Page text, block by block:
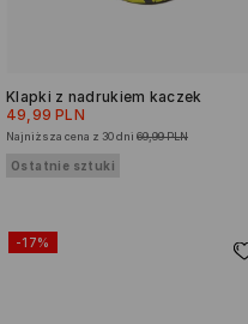
Klapki z nadrukiem kaczek
49,99 PLN
Najniższa cena z 30 dni 69,99 PLN
Ostatnie sztuki
-17%